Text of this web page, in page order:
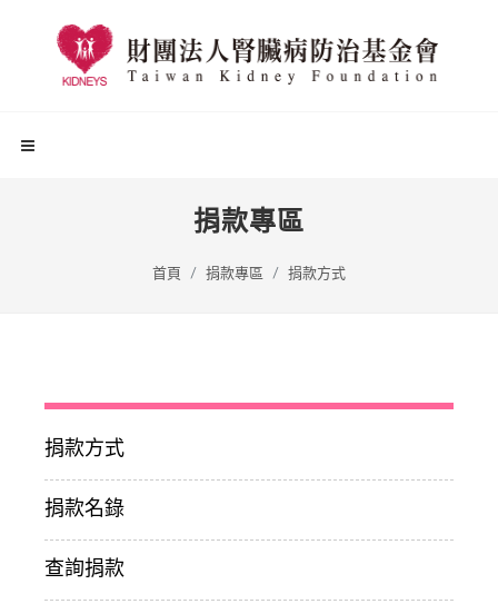
捐款專區
首頁 捐款專區 捐款方式
捐款方式
捐款名錄
查詢捐款